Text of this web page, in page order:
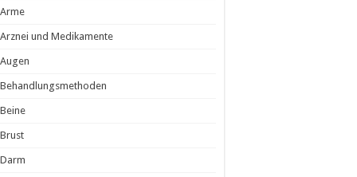
Arme
Arznei und Medikamente
Augen
Behandlungsmethoden
Beine
Brust
Darm